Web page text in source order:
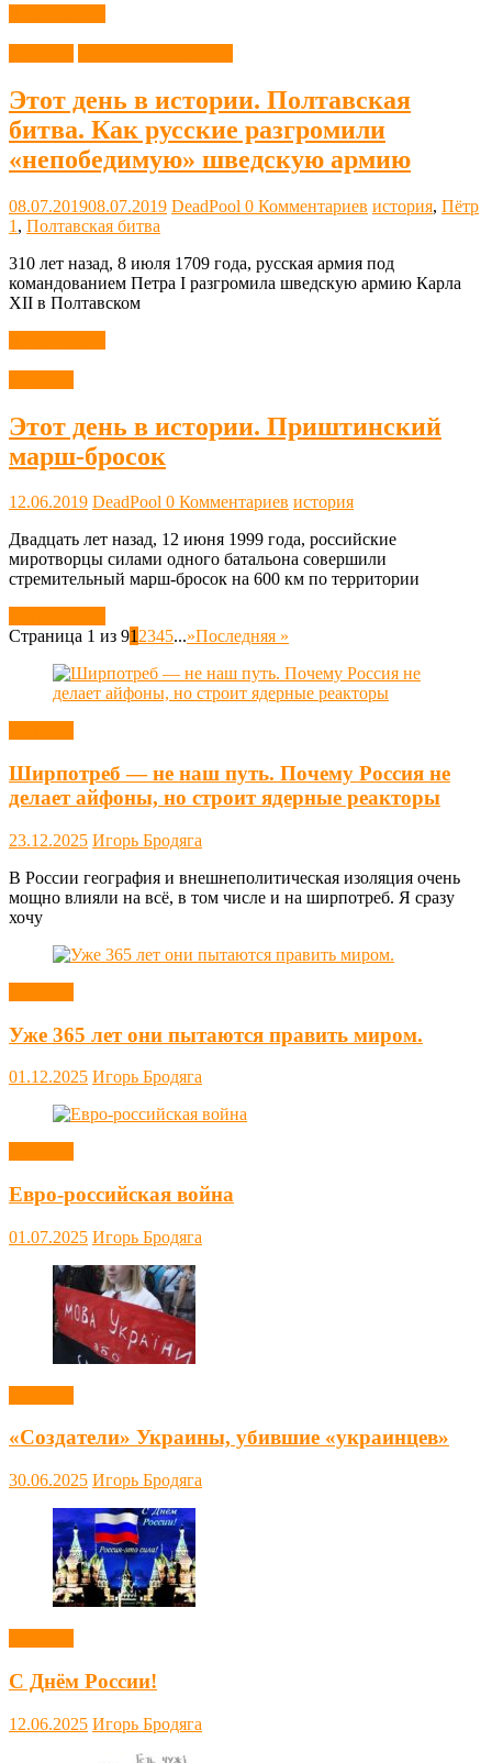
Этот день в истории. Полтавская
битва. Как русские разгромили
«непобедимую» шведскую армию
08.07.201908.07.2019 DeadPool 0 Комментариев история, Пётр
1 , Полтавская битва
310 лет назад, 8 июля 1709 года, русская армия под
командованием Петра I разгромила шведскую армию Карла
XII в Полтавском
Этот день в истории. Приштинский
марш-бросок
12.06.2019 DeadPool 0 Комментариев история
Двадцать лет назад, 12 июня 1999 года, российские
миротворцы силами одного батальона совершили
стремительный марш-бросок на 600 км по территории
Страница 1 из 912345...»Последняя »
Ширпотреб — не наш путь. Почему Россия не
делает айфоны, но строит ядерные реакторы
23.12.2025 Игорь Бродяга
В России география и внешнеполитическая изоляция очень
мощно влияли на всё, в том числе и на ширпотреб. Я сразу
хочу
Уже 365 лет они пытаются править миром.
01.12.2025 Игорь Бродяга
Евро-российская война
01.07.2025 Игорь Бродяга
«Создатели» Украины, убившие «украинцев»
30.06.2025 Игорь Бродяга
С Днём России!
12.06.2025 Игорь Бродяга